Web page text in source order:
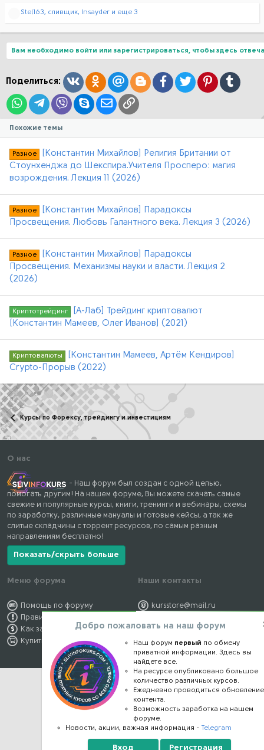
Р
ц
и
:
Stel163, сливщик, Insayder и еще 3
Вам необходимо войти или зарегистрироваться, чтобы здесь
Поделиться: ВконтактеОдноклассники
Mail.ruBloggerFacebook
TwitterPinterestTumblr
WhatsAppTelegram
ViberSkypeЭлектронная почта
Ссылка
Похожие темы
Разное
[Константин Михайлов] Религия Британии от
Стоунхенджа до Шекспира.Учителя Просперо: магия
возрождения. Лекция 11 (2026)
Разное
[Константин Михайлов] Парадоксы
Просвещения. Любовь Галантного века. Лекция 3 (2026)
Разное
[Константин Михайлов] Парадоксы
Просвещения. Механизмы науки и власти. Лекция 2
(2026)
Криптотрейдинг
[А-Лаб] Трейдинг криптовалют
[Константин Мамеев, Олег Иванов] (2021)
Криптовалюты
[Константин Мамеев, Артём Кендиров]
Crypto-Прорыв (2022)
Курсы по Форексу, трейдингу и инвестициям
О нас
- Наш форум был создан с одной целью,
помогать другим! На нашем форуме, Вы можете скачать самые
свежие и популярные курсы, книги, тренинги и вебинары, схемы
по заработку, различные мануалы и готовые кейсы, а так же
слитые складчины с торрент ресурсов, по самым разным
направлениям бесплатно!
Показать/скрыть больше
Меню форума
Помощь по форуму
Правила форума
Как заработать
Купить премиум
Наши контакты
kursstore@mail.ru
Конфиденциальность
Правообладателям
Добро пожаловать на наш форум
Наш форум первый по обмену
приватной информации. Здесь вы
найдете все.
На ресурсе опубликовано большое
количество различных курсов.
Ежедневно проводиться обновление
контента.
Возможность заработка на нашем
форуме.
Новости, акции, важная информация -Telegram
Вход Регистрация